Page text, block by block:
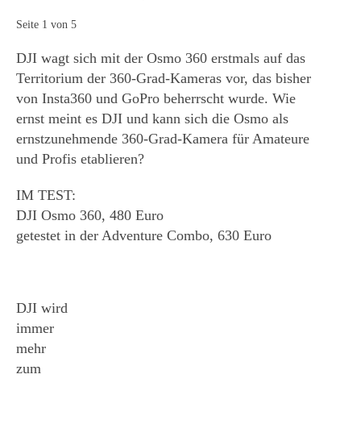
Seite 1 von 5
DJI wagt sich mit der Osmo 360 erstmals auf das
Territorium der 360-Grad-Kameras vor, das bisher
von Insta360 und GoPro beherrscht wurde. Wie
ernst meint es DJI und kann sich die Osmo als
ernstzunehmende 360-Grad-Kamera für Amateure
und Profis etablieren?
IM TEST:
DJI Osmo 360, 480 Euro
getestet in der Adventure Combo, 630 Euro
DJI wird
immer
mehr
zum